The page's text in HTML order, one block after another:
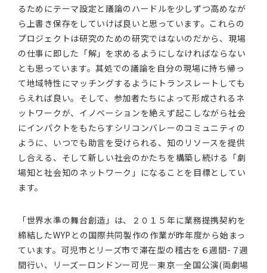
るためにテーマ設定と議論のハードルを少しずつ高めなが
ら上書き保存をしていけば良いと思っています。これらの
プロジェクトは研究のための研究ではないのだから、現場
の仕事に即した「解」を求めるようにしなければならない
とも思っています。其処での議論を自分の現場に持ち帰っ
て地域特性にマッチングするようにトランスレートしても
らえれば良い。そして、参加者たちによって形成されるネ
ットワークが、イノベーションを絶えず起こしながら社会
にインパクトをもたらすシリコンバレーのコミュニティの
ように、いつでも助言を受けられる、知のリソースを提供
し合える、そして新しい社会のかたちを構築し続ける「劇
場知と社会知のネットワーク」になることを目標としてい
ます。
「世界水準の舞台創造」は、２０１５年に業務提携契約を
締結したWYPとの国際共同製作の作業が昨年度から始まっ
ています。可児市とリーズ市で滞在型の稽古を６週間-７週
間行い、リーズーロンドンー可児―東京―全国公演(両劇場